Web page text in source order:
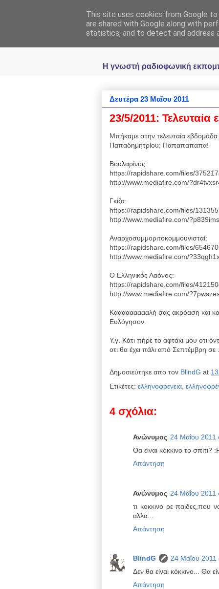
Η γνωστή ραδιοφωνική
Δευτέρα 23 Μαΐου 2011
23/5/2011: Τελευταία
Μπήκαμε στην τελευταία
Παπαδημητρίου; Παπαπαπαπα!
Βουλαρίνος:
https://rapidshare.com/files/
http://www.mediafire.com/
Γκίζα:
https://rapidshare.com/files/
http://www.mediafire.com/
Αναρχοσυμμοριτοκομμουνισταί:
https://rapidshare.com/files/
http://www.mediafire.com/
Ο Ελληνικός Λαόνος:
https://rapidshare.com/files/
http://www.mediafire.com/
Kαααααααααλή σας ακρόαση και
Ευλόγησον.
Υ.γ. Κάτι πήρε το αφτάκι μου οτι
οτι θα έχει πάλι από Σεπτέμβρη σε
Δημοσιεύτηκε απο τον BlindG at
Ετικέτες: ελληνοφρενεια
4 σχόλια:
Ανώνυμος 24 Μαΐου 2011
Θα είναι κόκκινο το σπίτι?
Απάντηση
Ανώνυμος 24 Μαΐου 2011
τι κοκκινο ρε παιδες,που
αλλα...
Απάντηση
BlindG
24 Μαΐου 2011
Δεν θα είναι κόκκινο... Θα
Απάντηση
This site uses cookies from Google
are shared with Google along with
statistics, and to detect and address